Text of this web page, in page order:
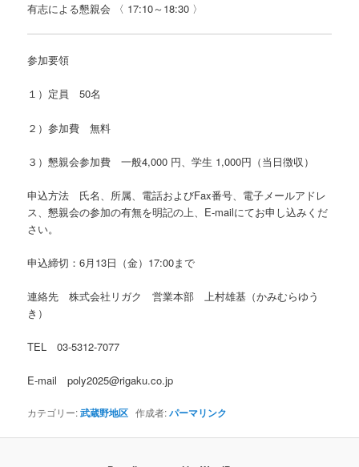
有志による懇親会 〈 17:10～18:30 〉
参加要領
１）定員 50名
２）参加費 無料
３）懇親会参加費 一般4,000 円、学生 1,000円（当日徴収）
申込方法 氏名、所属、電話およびFax番号、電子メールアドレ
ス、懇親会の参加の有無を明記の上、E-mailにてお申し込みくだ
さい。
申込締切：6月13日（金）17:00まで
連絡先 株式会社リガク 営業本部 上村雄基（かみむらゆう
き）
TEL 03-5312-7077
E-mail poly2025@rigaku.co.jp
カテゴリー:武蔵野地区 作成者:パーマリンク